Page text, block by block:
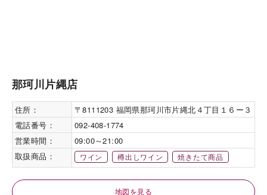
那珂川片縄店
住所：
〒8111203 福岡県那珂川市片縄北４丁目１６ー３
電話番号：
092-408-1774
営業時間：
09:00～21:00
取扱商品：
ワイン 樽出しワイン 焼きたて商品
地図を見る